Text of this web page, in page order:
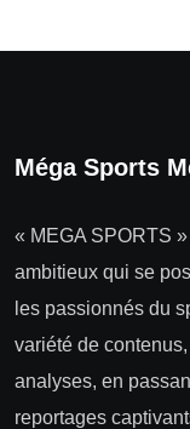
Méga Sports
« MEGA SPORTS
ambitieux qui se
les passionnés du
variété de
analyses, en
reportages